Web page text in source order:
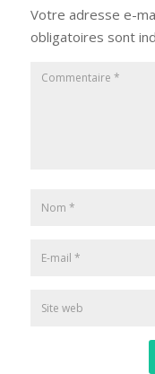
Votre adresse e-
obligatoires sont